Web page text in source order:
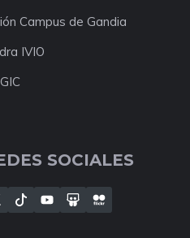
Campus de Gandia
IVIO
SOCIALES